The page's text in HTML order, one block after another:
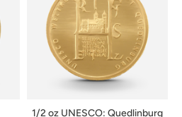
1/2 oz UNESCO: Quedlinburg